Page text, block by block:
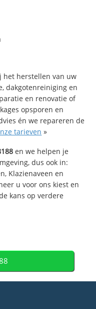
het herstellen van uw
dakgotenreiniging en
en renovatie of
opsporen en
én we repareren de
tarieven »
en we helpen je
dus ook in:
Klazienaveen en
u voor ons kiest en
kans op verdere